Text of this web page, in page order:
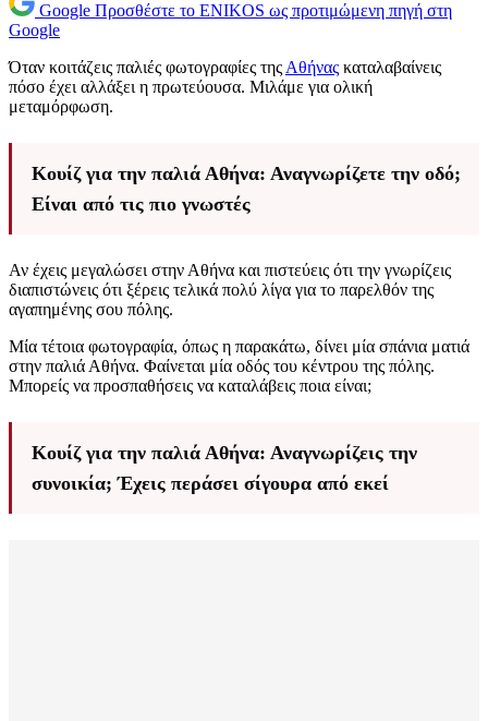
Google Προσθέστε το ENIKOS ως προτιμώμενη πηγή στη
Google
Όταν κοιτάζεις παλιές φωτογραφίες της Αθήνας καταλαβαίνεις
πόσο έχει αλλάξει η πρωτεύουσα. Μιλάμε για ολική
μεταμόρφωση.
Κουίζ για την παλιά Αθήνα: Αναγνωρίζετε την οδό;
Είναι από τις πιο γνωστές
Αν έχεις μεγαλώσει στην Αθήνα και πιστεύεις ότι την γνωρίζεις
διαπιστώνεις ότι ξέρεις τελικά πολύ λίγα για το παρελθόν της
αγαπημένης σου πόλης.
Μία τέτοια φωτογραφία, όπως η παρακάτω, δίνει μία σπάνια ματιά
στην παλιά Αθήνα. Φαίνεται μία οδός του κέντρου της πόλης.
Μπορείς να προσπαθήσεις να καταλάβεις ποια είναι;
Κουίζ για την παλιά Αθήνα: Αναγνωρίζεις την
συνοικία; Έχεις περάσει σίγουρα από εκεί